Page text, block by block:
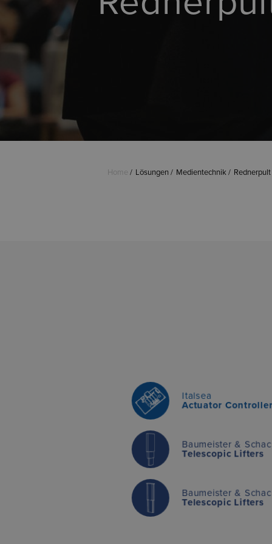
Home Lösungen Medientechnik Rednerpult
Italsea
Actuator Controller
Baumeister &
Telescopic Lifters
Baumeister &
Telescopic Lifters